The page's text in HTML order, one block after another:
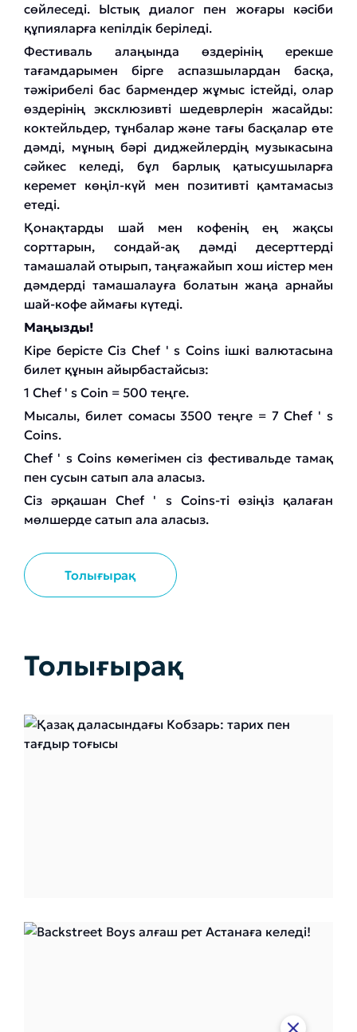
сөйлеседі. Ыстық диалог пен жоғары кәсіби
құпияларға кепілдік беріледі.
Фестиваль алаңында өздерінің ерекше
тағамдарымен бірге аспазшылардан басқа,
тәжірибелі бас бармендер жұмыс істейді, олар
өздерінің эксклюзивті шедеврлерін жасайды:
коктейльдер, тұнбалар және тағы басқалар өте
дәмді, мұның бәрі диджейлердің музыкасына
сәйкес келеді, бұл барлық қатысушыларға
керемет көңіл-күй мен позитивті қамтамасыз
етеді.
Қонақтарды шай мен кофенің ең жақсы
сорттарын, сондай-ақ дәмді десерттерді
тамашалай отырып, таңғажайып хош иістер мен
дәмдерді тамашалауға болатын жаңа арнайы
шай-кофе аймағы күтеді.
Маңызды!
Кіре берісте Сіз Chef ' s Coins ішкі валютасына
билет құнын айырбастайсыз:
1 Chef ' s Coin = 500 теңге.
Мысалы, билет сомасы 3500 теңге = 7 Chef ' s
Coins.
Chef ' s Coins көмегімен сіз фестивальде тамақ
пен сусын сатып ала аласыз.
Сіз әрқашан Chef ' s Coins-ті өзіңіз қалаған
мөлшерде сатып ала аласыз.
Толығырақ
Толығырақ